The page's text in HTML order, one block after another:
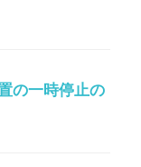
の一時停止の